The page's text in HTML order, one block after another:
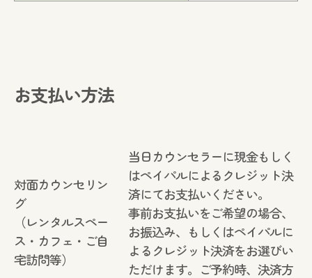
お支払い方法
対面カウンセリン
グ
（レンタルスペー
ス・カフェ・ご自
宅訪問等）
当日カウンセラーに現金もしく
はペイパルによるクレジット決
済にてお支払いください。
事前お支払いをご希望の場合、
お振込み、もしくはペイパルに
よるクレジット決済をお選びい
ただけます。ご予約時、決済方